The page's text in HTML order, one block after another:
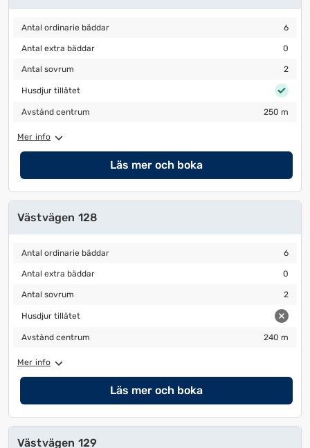
Antal ordinarie bäddar
Antal ordinarie bäddar 6
Antal extra bäddar
Antal extra bäddar 0
Antal sovrum
Antal sovrum 2
Husdjur tillåtet
Husdjur tillåtet
Avstånd centrum
Avstånd centrum 250 m
Mer info
Läs mer och boka
Västvägen 128
Antal ordinarie bäddar
Antal ordinarie bäddar 6
Antal extra bäddar
Antal extra bäddar 0
Antal sovrum
Antal sovrum 2
Husdjur tillåtet
Husdjur tillåtet
Avstånd centrum
Avstånd centrum 240 m
Mer info
Läs mer och boka
Västvägen 129